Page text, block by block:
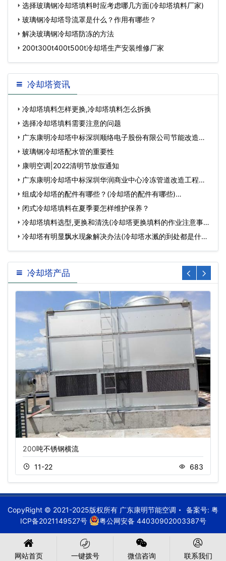
选择玻璃钢冷却塔填料时应考虑哪几方面(冷却塔填料厂家)
玻璃钢冷却塔导流罩是什么？作用有哪些？
解决玻璃钢冷却塔防冻的方法
200t300t400t500t冷却塔生产安装维修厂家
冷却塔资讯
冷却塔填料怎样更换,冷却塔填料怎么拆换
选择冷却塔填料需要注意的问题
广东康明冷却塔中标深圳顺络电子股份有限公司节能改造工
程…玻璃钢冷却塔配水管的重要性
康明空调|2022清明节放假通知
广东康明冷却塔中标深圳华润商业中心冷冻管道改造工程…
组成冷却塔的配件有哪些？(冷却塔的配件有哪些)…
闭式冷却塔填料在夏季要怎样维护保养？
冷却塔填料选型,更换和清洗(冷却塔更换填料的作业注意事
项)…
冷却塔有明显飘水现象解决办法(冷却塔水溅的到处都是什么
原…
冷却塔产品
200吨不锈钢横流
11-22 683
CopyRight © 2021-2025版权所有 广东康明节能空调 备案号: 粤
ICP备2021149527号
粤公网安备 44030902003387号
网站首页 一键拨号 微信咨询 联系我们